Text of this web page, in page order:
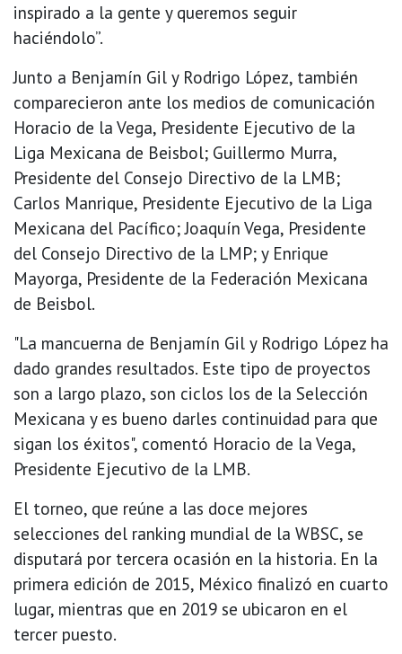
inspirado a la gente y queremos seguir
haciéndolo”.
Junto a Benjamín Gil y Rodrigo López, también
comparecieron ante los medios de comunicación
Horacio de la Vega, Presidente Ejecutivo de la
Liga Mexicana de Beisbol; Guillermo Murra,
Presidente del Consejo Directivo de la LMB;
Carlos Manrique, Presidente Ejecutivo de la Liga
Mexicana del Pacífico; Joaquín Vega, Presidente
del Consejo Directivo de la LMP; y Enrique
Mayorga, Presidente de la Federación Mexicana
de Beisbol.
"La mancuerna de Benjamín Gil y Rodrigo López ha
dado grandes resultados. Este tipo de proyectos
son a largo plazo, son ciclos los de la Selección
Mexicana y es bueno darles continuidad para que
sigan los éxitos", comentó Horacio de la Vega,
Presidente Ejecutivo de la LMB.
El torneo, que reúne a las doce mejores
selecciones del ranking mundial de la WBSC, se
disputará por tercera ocasión en la historia. En la
primera edición de 2015, México finalizó en cuarto
lugar, mientras que en 2019 se ubicaron en el
tercer puesto.